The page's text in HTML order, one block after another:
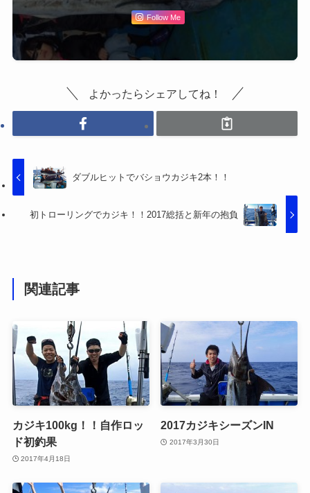
Follow Me
よかったらシェアしてね！
ダブルヒットでバショウカジキ2本！！
初トローリングでカジキ！！2017総括と新年の抱負
関連記事
カジキ100kg！！自作ロッ
ド初釣果
2017年4月18日
2017カジキシーズンIN
2017年3月30日